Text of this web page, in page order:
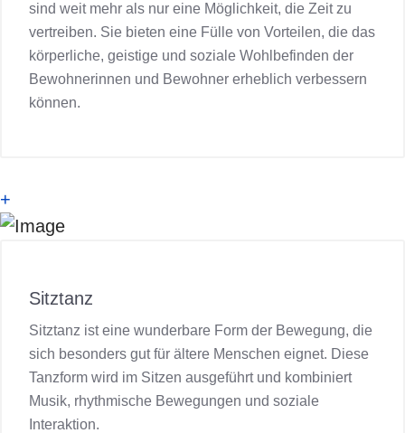
sind weit mehr als nur eine Möglichkeit, die Zeit zu
vertreiben. Sie bieten eine Fülle von Vorteilen, die das
körperliche, geistige und soziale Wohlbefinden der
Bewohnerinnen und Bewohner erheblich verbessern
können.
+
Sitztanz
Sitztanz ist eine wunderbare Form der Bewegung, die
sich besonders gut für ältere Menschen eignet. Diese
Tanzform wird im Sitzen ausgeführt und kombiniert
Musik, rhythmische Bewegungen und soziale
Interaktion.